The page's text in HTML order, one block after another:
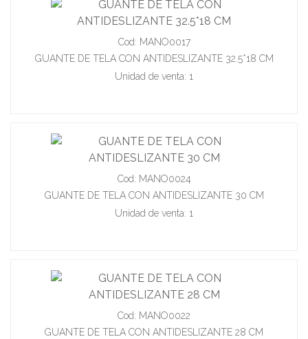
Cod: MANO0017
GUANTE DE TELA CON ANTIDESLIZANTE 32.5*18 CM
Unidad de venta: 1
Cod: MANO0024
GUANTE DE TELA CON ANTIDESLIZANTE 30 CM
Unidad de venta: 1
Cod: MANO0022
GUANTE DE TELA CON ANTIDESLIZANTE 28 CM